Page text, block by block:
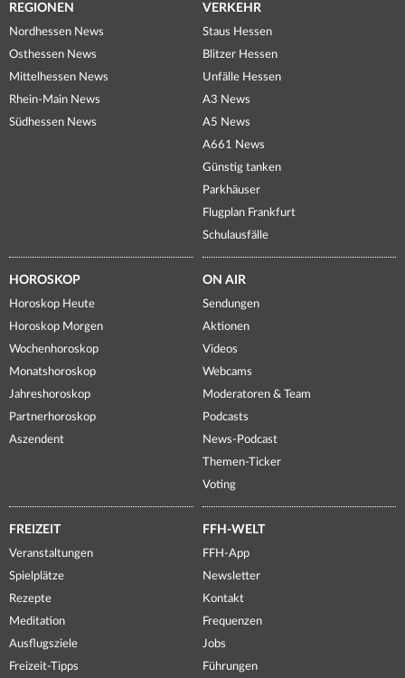
REGIONEN
Nordhessen News
Osthessen News
Mittelhessen News
Rhein-Main News
Südhessen News
VERKEHR
Staus Hessen
Blitzer Hessen
Unfälle Hessen
A3 News
A5 News
A661 News
Günstig tanken
Parkhäuser
Flugplan Frankfurt
Schulausfälle
HOROSKOP
Horoskop Heute
Horoskop Morgen
Wochenhoroskop
Monatshoroskop
Jahreshoroskop
Partnerhoroskop
Aszendent
ON AIR
Sendungen
Aktionen
Videos
Webcams
Moderatoren & Team
Podcasts
News-Podcast
Themen-Ticker
Voting
FREIZEIT
Veranstaltungen
Spielplätze
Rezepte
Meditation
Ausflugsziele
Freizeit-Tipps
FFH-WELT
FFH-App
Newsletter
Kontakt
Frequenzen
Jobs
Führungen